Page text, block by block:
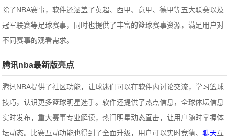
除了NBA赛事，软件还涵盖了英超、西甲、意甲、德甲等五大联赛以及
冠军联赛等足球赛事，同时也提供了丰富的篮球赛事资源，满足用户对
不同赛事的观看需求。
腾讯nba最新版亮点
腾讯NBA提供了社区功能，让球迷们可以在软件内讨论交流，学习篮球
技巧，认识更多篮球明星选手。软件还提供了热点信息，全球体坛信息
实时发布，重大赛事专业解读，热门明星动态直击，让用户随时掌握体
坛动态。比赛互动功能也得到了全面升级，用户可以实时竞猜、聊天互